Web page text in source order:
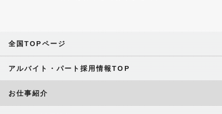
全国TOPページ
アルバイト・パート採用情報TOP
お仕事紹介